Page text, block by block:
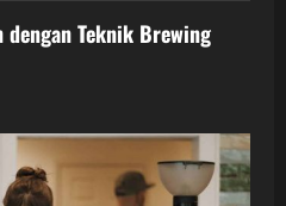
dengan Teknik Brewing